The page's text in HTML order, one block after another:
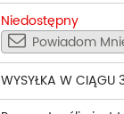
Niedostępny
Powiadom
WYSYŁKA W CIĄGU